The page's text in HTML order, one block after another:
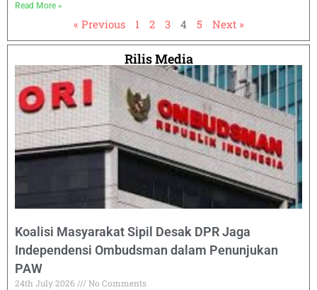
Read More »
« Previous 1 2 3 4 5 Next »
Rilis Media
Koalisi Masyarakat Sipil Desak DPR Jaga
Independensi Ombudsman dalam Penunjukan
PAW
24th July 2026
No Comments